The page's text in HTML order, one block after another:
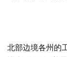
北部边境各州的